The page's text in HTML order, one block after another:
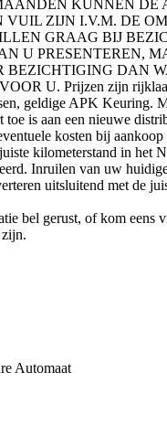
KUNNEN DE
VUIL ZIJN I.V.M. DE
GRAAG BIJ
U PRESENTEREN,
BEZICHTIGING DAN
U. Prijzen zijn
geldige APK Keuring.
toe is aan een nieuwe
kosten bij
kilometerstand in het
Inruilen van uw
uitsluitend met de
bel gerust, of kom eens
Automaat